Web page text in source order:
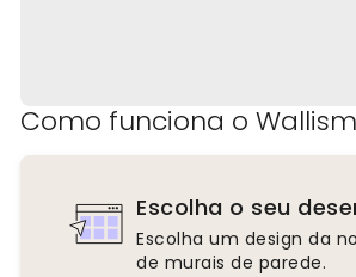
Como funciona o
Escolha o seu
Escolha um design da
de murais de parede.